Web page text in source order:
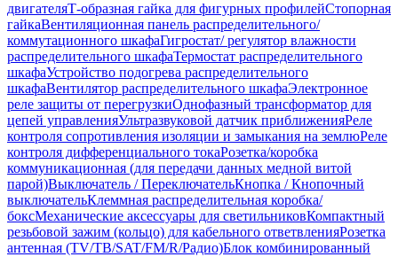
двигателяТ-образная гайка для фигурных профилейСтопорная
гайкаВентиляционная панель распределительного/
коммутационного шкафаГигростат/ регулятор влажности
распределительного шкафаТермостат распределительного
шкафаУстройство подогрева распределительного
шкафаВентилятор распределительного шкафаЭлектронное
реле защиты от перегрузкиОднофазный трансформатор для
цепей управленияУльтразвуковой датчик приближенияРеле
контроля сопротивления изоляции и замыкания на землюРеле
контроля дифференциального токаРозетка/коробка
коммуникационная (для передачи данных медной витой
парой)Выключатель / ПереключательКнопка / Кнопочный
выключательКлеммная распределительная коробка/
боксМеханические аксессуары для светильниковКомпактный
резьбовой зажим (кольцо) для кабельного ответвленияРозетка
антенная (TV/ТВ/SAT/FM/R/Радио)Блок комбинированный